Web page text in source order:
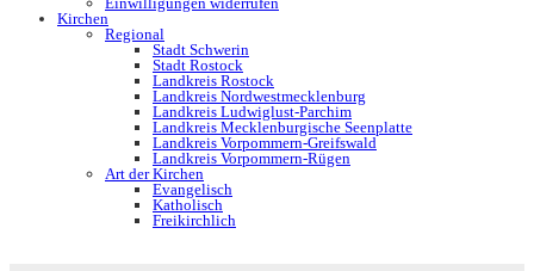
Kirchen
Regional
Stadt Schwerin
Stadt Rostock
Landkreis Rostock
Landkreis Nordwestmecklenburg
Landkreis Ludwiglust-Parchim
Landkreis Mecklenburgische Seenplatte
Landkreis Vorpommern-Greifswald
Landkreis Vorpommern-Rügen
Art der Kirchen
Evangelisch
Katholisch
Freikirchlich